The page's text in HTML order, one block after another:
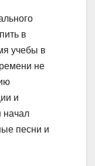
в
учебы в
не
и
начал
песни и